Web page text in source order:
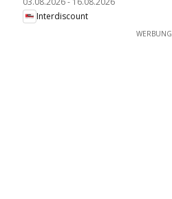
Interdiscount
WERBUNG